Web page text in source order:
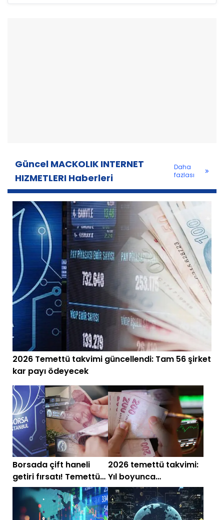
Güncel MACKOLIK INTERNET
HIZMETLERI Haberleri
Daha
fazlası
2026 Temettü takvimi güncellendi: Tam 56 şirket
kar payı ödeyecek
Borsada çift haneli
getiri fırsatı! Temettü
verimi yüksek olan 10
hisse
2026 temettü takvimi:
Yıl boyunca
yatırımcılara ödeme
yapılacak